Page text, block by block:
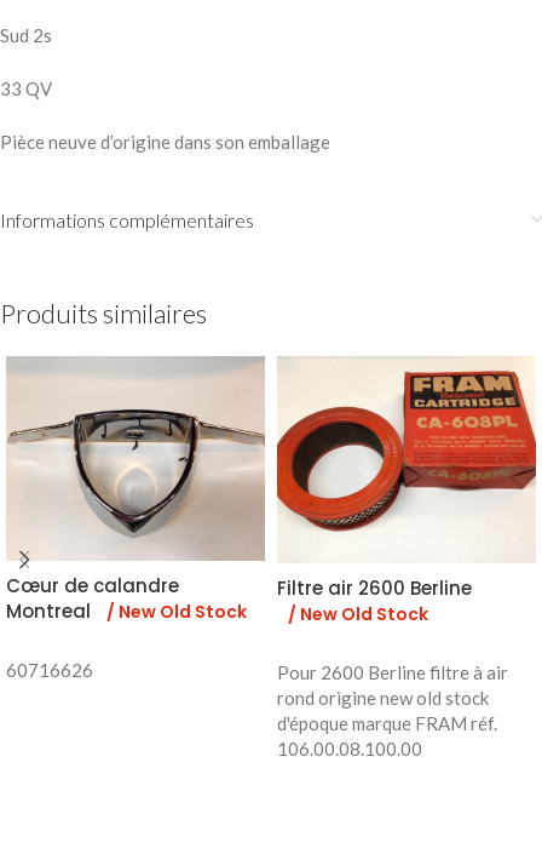
Sud 2s
33 QV
Pièce neuve d’origine dans son emballage
Informations complémentaires
Produits similaires
Cœur de calandre
Montreal
/ New Old Stock
60716626
Filtre air 2600 Berline
/ New Old Stock
Pour 2600 Berline filtre à air
rond origine new old stock
d'époque marque FRAM réf.
106.00.08.100.00